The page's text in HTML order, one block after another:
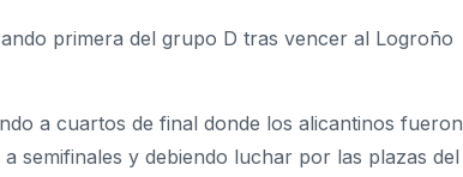
primera del grupo D tras vencer al Logroño
a cuartos de final donde los alicantinos fueron
semifinales y debiendo luchar por las plazas del